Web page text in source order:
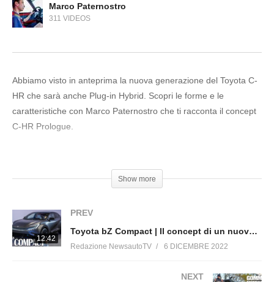
Marco Paternostro
311 VIDEOS
Abbiamo visto in anteprima la nuova generazione del Toyota C-
HR che sarà anche Plug-in Hybrid. Scopri le forme e le
caratteristiche con Marco Paternostro che ti racconta il concept
C-HR Prologue.
0:01:27 | DESIGN
0:01:59 | FRONTALE
0:03:07 | INTERNI
Show more
12:42
PREV
Toyota bZ Compact | Il concept di un nuovo C-SUV 100% elettrico che arriva a fine 2023
Redazione NewsautoTV 6 DICEMBRE 2022
NEXT